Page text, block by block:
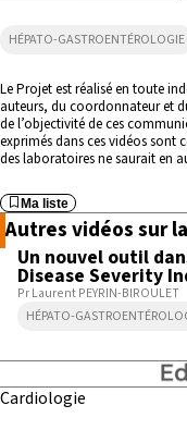
Ma liste
HÉPATO-GASTROENTÉROLOGIE
Le Projet est réalisé en toute
auteurs, du coordonnateur et
de l’objectivité de ces
exprimés dans ces vidéos sont
des laboratoires ne saurait en
Autres vidéos sur
Un nouvel outil
Disease Severity
Pr Laurent PEYRIN-BIROULET
HÉPATO-
Cardiologie